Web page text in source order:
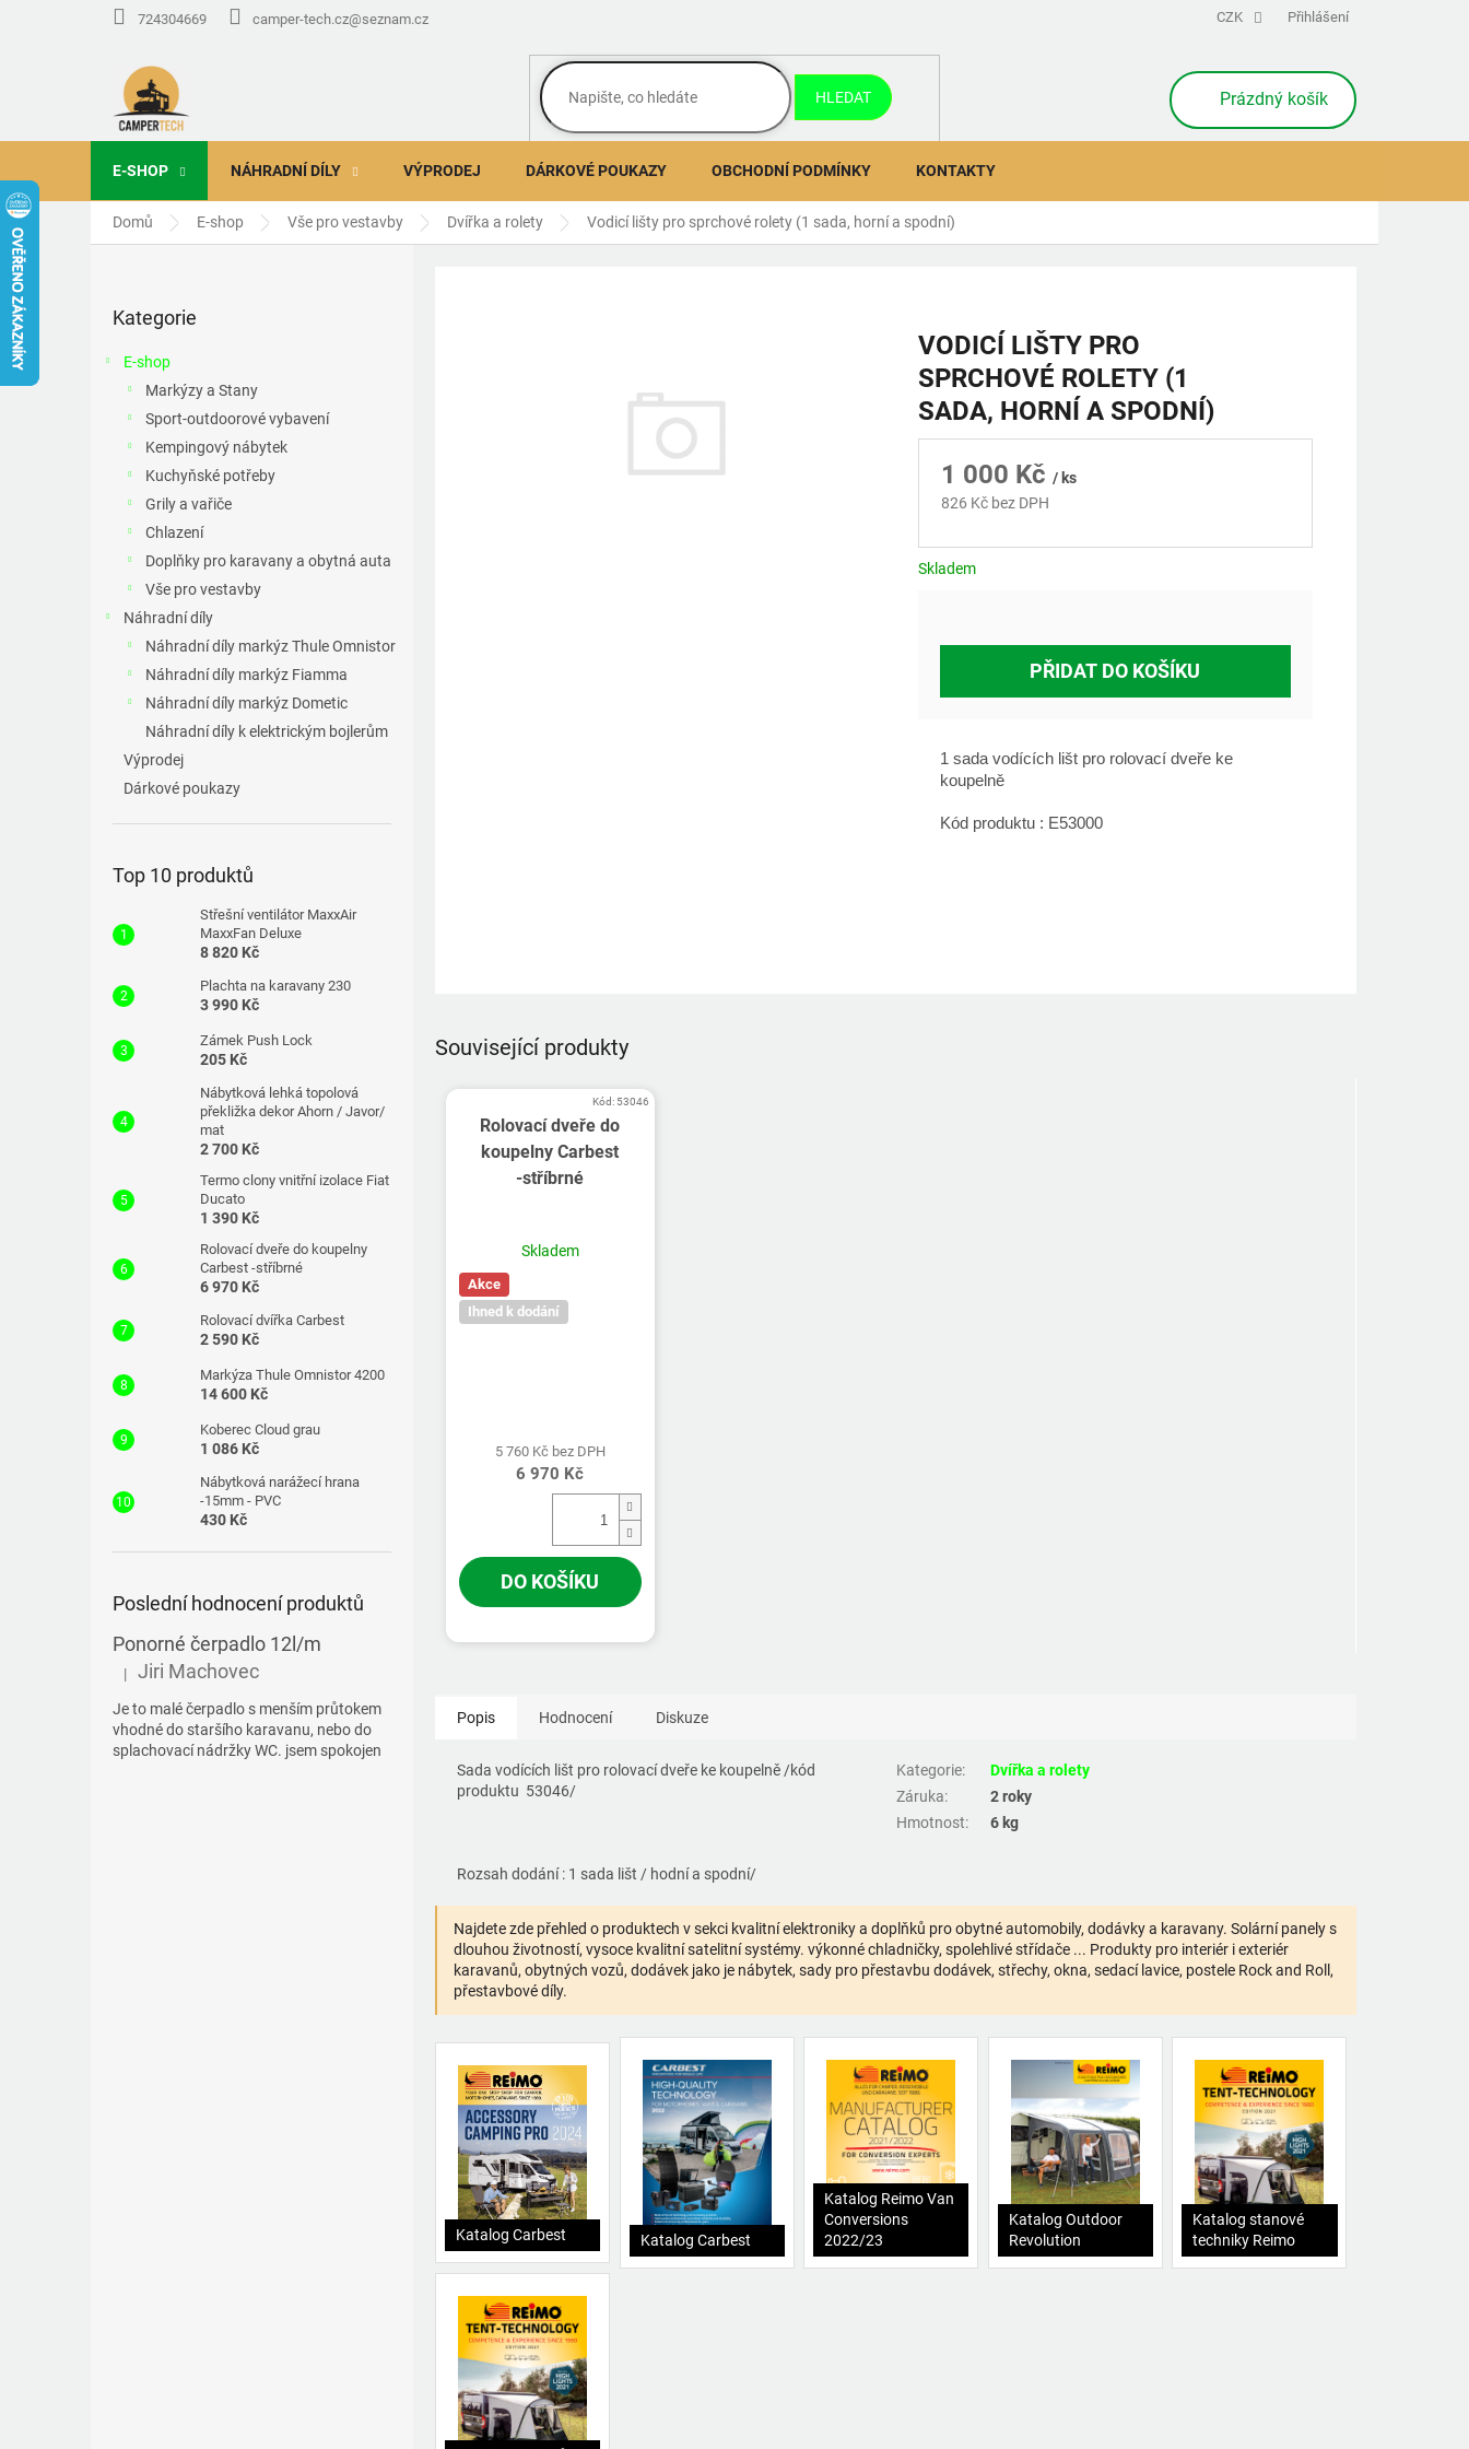
724304669 camper-tech.cz@seznam.cz CZK Přihlášení
HLEDAT
NÁKUPNÍ
KOŠÍK
Prázdný košík
E-SHOP NÁHRADNÍ DÍLY VÝPRODEJ DÁRKOVÉ POUKAZY OBCHODNÍ PODMÍNKY KONTAKTY
Domů E-shop Vše pro vestavby Dvířka a rolety Vodicí lišty pro sprchové rolety (1 sada, horní a spodní)
kategorie
Kategorie
E-shop
Markýzy a Stany
Sport-outdoorové vybavení
Kempingový nábytek
Kuchyňské potřeby
Grily a vařiče
Chlazení
Doplňky pro karavany a obytná auta
Vše pro vestavby
Náhradní díly
Náhradní díly markýz Thule Omnistor
Náhradní díly markýz Fiamma
Náhradní díly markýz Dometic
Náhradní díly k elektrickým bojlerům
Výprodej
Dárkové poukazy
Top 10 produktů
Střešní ventilátor MaxxAir
MaxxFan Deluxe
8 820 Kč
Plachta na karavany 230
3 990 Kč
Zámek Push Lock
205 Kč
Nábytková lehká topolová
překližka dekor Ahorn / Javor/
mat
2 700 Kč
Termo clony vnitřní izolace Fiat
Ducato
1 390 Kč
Rolovací dveře do koupelny
Carbest -stříbrné
6 970 Kč
Rolovací dvířka Carbest
2 590 Kč
Markýza Thule Omnistor 4200
14 600 Kč
Koberec Cloud grau
1 086 Kč
Nábytková narážecí hrana
-15mm - PVC
430 Kč
Poslední hodnocení produktů
Ponorné čerpadlo 12l/m
Hodnocení produktu je 5 z 5 hvězdiček.
| Jiri Machovec
Je to malé čerpadlo s menším průtokem
vhodné do staršího karavanu, nebo do
splachovací nádržky WC. jsem spokojen
VODICÍ LIŠTY PRO
SPRCHOVÉ ROLETY (1
SADA, HORNÍ A SPODNÍ)
1 000 Kč / ks
826 Kč bez DPH
Skladem
PŘIDAT DO KOŠÍKU
1 sada vodících lišt pro rolovací dveře ke
koupelně
Kód produktu : E53000
Související produkty
Rolovací dveře do
koupelny Carbest
-stříbrné
Skladem
Akce
Ihned k dodání
5 760 Kč bez DPH
6 970 Kč
DO KOŠÍKU
Kód: 53046
Popis Hodnocení Diskuze
Sada vodících lišt pro rolovací dveře ke koupelně /kód
produktu 53046/
Rozsah dodání : 1 sada lišt / hodní a spodní/
Kategorie:
Dvířka a rolety
Záruka:
2 roky
Hmotnost: 6 kg
Najdete zde přehled o produktech v sekci kvalitní elektroniky a doplňků pro obytné automobily, dodávky a karavany. Solární panely s
dlouhou životností, vysoce kvalitní satelitní systémy. výkonné chladničky, spolehlivé střídače ... Produkty pro interiér i exteriér
karavanů, obytných vozů, dodávek jako je nábytek, sady pro přestavbu dodávek, střechy, okna, sedací lavice, postele Rock and Roll,
přestavbové díly.
Katalog Carbest Katalog Carbest
Katalog Reimo Van
Conversions
2022/23
Katalog Outdoor
Revolution
Katalog stanové
techniky Reimo